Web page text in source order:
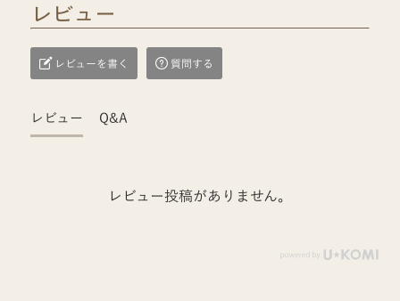
レビュー
レビューを書く 質問する
レビュー Q&A
レビュー投稿がありません。